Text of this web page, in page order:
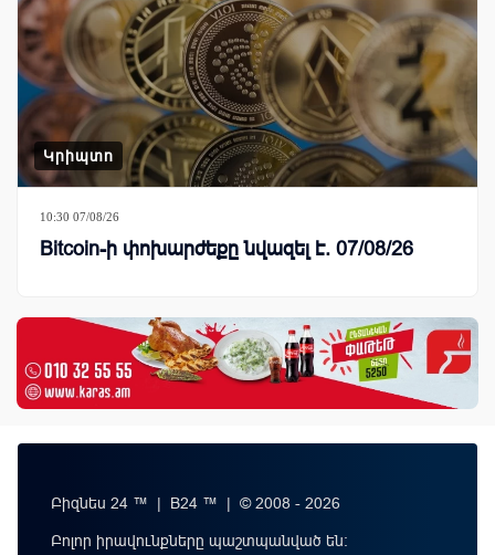
Կրիպտո
10:30 07/08/26
Bitcoin-ի փոխարժեքը նվազել է. 07/08/26
Բիզնես 24 ™ | B24 ™ | © 2008 - 2026
Բոլոր իրավունքները պաշտպանված են: